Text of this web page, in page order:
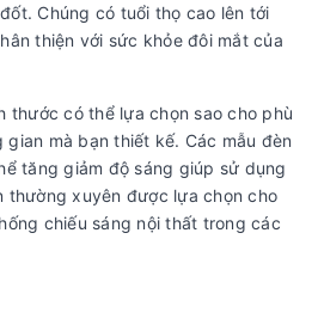
Chúng có tuổi thọ cao lên tới
thiện với sức khỏe đôi mắt của
thước có thể lựa chọn sao cho phù
mà bạn thiết kế. Các mẫu đèn
tăng giảm độ sáng giúp sử dụng
thường xuyên được lựa chọn cho
chiếu sáng nội thất trong các